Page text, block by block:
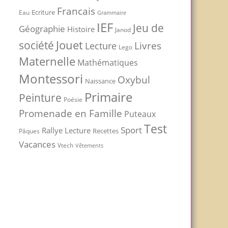
Eau Ecriture Francais Grammaire
Géographie Histoire IEF Janod Jeu de
société Jouet Lecture Lego Livres
Maternelle Mathématiques
Montessori Naissance Oxybul
Peinture Poésie Primaire
Promenade en Famille Puteaux
Pâques Rallye Lecture Recettes SportTest
Vacances Vtech Vêtements